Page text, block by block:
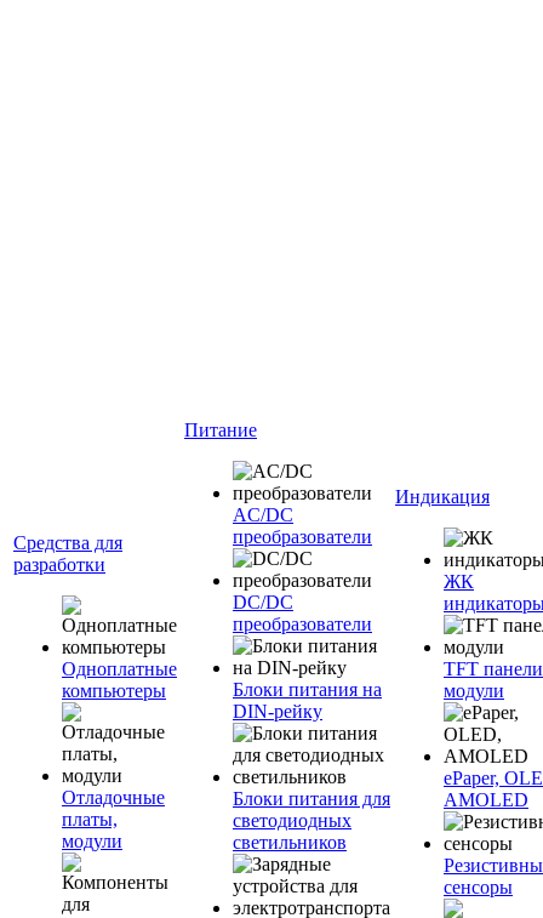
Средства для
разработки
Одноплатные
компьютеры
Отладочные
платы,
модули
Питание
AC/DC
преобразователи
DC/DC
преобразователи
Блоки питания на
DIN-рейку
Блоки питания для
светодиодных
светильников
Индикация
ЖК
TFT
модули
ePaper,
AMOLED
сенсоры